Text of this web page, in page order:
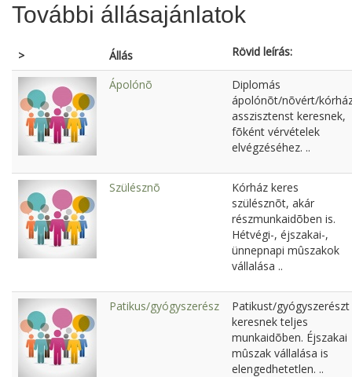
További állásajánlatok
> Állás Rövid leírás:
Ápolónõ
Diplomás
ápolónõt/nõvért/
asszisztenst keresnek,
fõként vérvételek
elvégzéséhez. ..
Szülésznõ
Kórház keres
szülésznõt, akár
részmunkaidõben is.
Hétvégi-, éjszakai-,
ünnepnapi mûszakok
vállalása ..
Patikus/gyógyszerész
Patikust/gyógyszerészt
keresnek teljes
munkaidõben. Éjszakai
mûszak vállalása is
elengedhetetlen. ..